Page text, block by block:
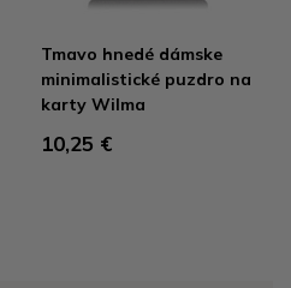
Tmavo hnedé dámske
minimalistické puzdro na
karty Wilma
10,25 €